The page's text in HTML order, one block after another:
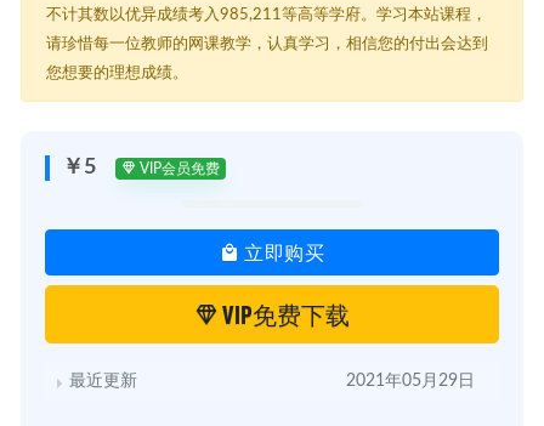
不计其数以优异成绩考入985,211等高等学府。学习本站课程，
请珍惜每一位教师的网课教学，认真学习，相信您的付出会达到
您想要的理想成绩。
￥5 VIP会员免费
立即购买
VIP免费下载
最近更新 2021年05月29日